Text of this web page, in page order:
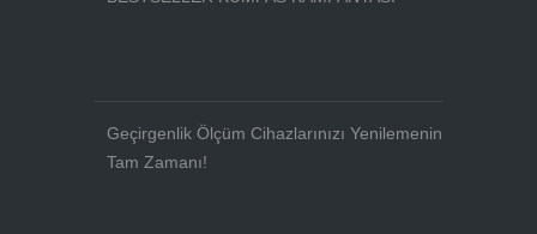
Geçirgenlik Ölçüm Cihazlarınızı Yenilemenin
Tam Zamanı!